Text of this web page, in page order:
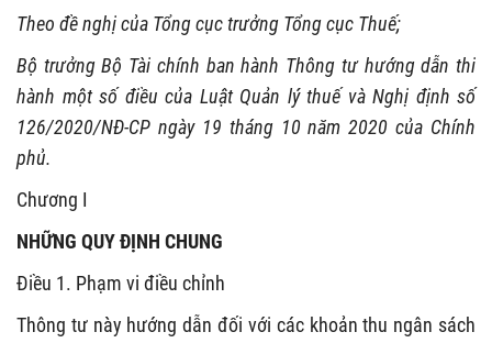
Theo đề nghị của Tổng cục trưởng Tổng cục Thuế;
Bộ trưởng Bộ Tài chính ban hành Thông tư hướng dẫn thi
hành một số điều của Luật Quản lý thuế và Nghị định số
126/2020/NĐ-CP ngày 19 tháng 10 năm 2020 của Chính
phủ.
Chương I
NHỮNG QUY ĐỊNH CHUNG
Điều 1. Phạm vi điều chỉnh
Thông tư này hướng dẫn đối với các khoản thu ngân sách